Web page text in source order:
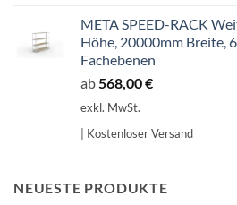
META SPEED-RACK
Höhe, 20000mm Breite,
Fachebenen
ab 568,00€
exkl. MwSt.
| Kostenloser Versand
NEUESTE PRODUKTE